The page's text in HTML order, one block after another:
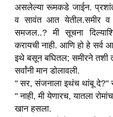
असलेल्या रूमकडे जाईन.
व सावंत आत येतील.समीर
समजल..? मी सूचना
करायची नाही. आणि हो हे
इथे बसून बघितल; समीरने तशी
सर्वांनी मान डोलावली.
" सर, संजनाला इथंच थांबू दे?"
" नाही, मी येणारच, यातला
खान हसला.